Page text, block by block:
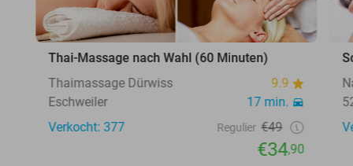
Thai-Massage nach Wahl (60 Minuten)
Thaimassage Dürwiss
9.9
Eschweiler
17 min.
Verkocht: 377
Regulier €49
€34,90